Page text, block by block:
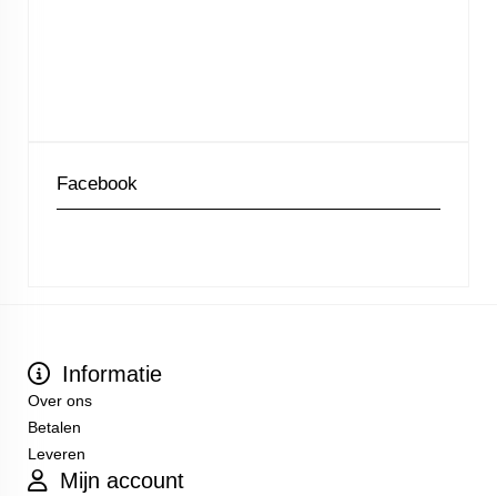
Facebook
Informatie
Over ons
Betalen
Leveren
Mijn account